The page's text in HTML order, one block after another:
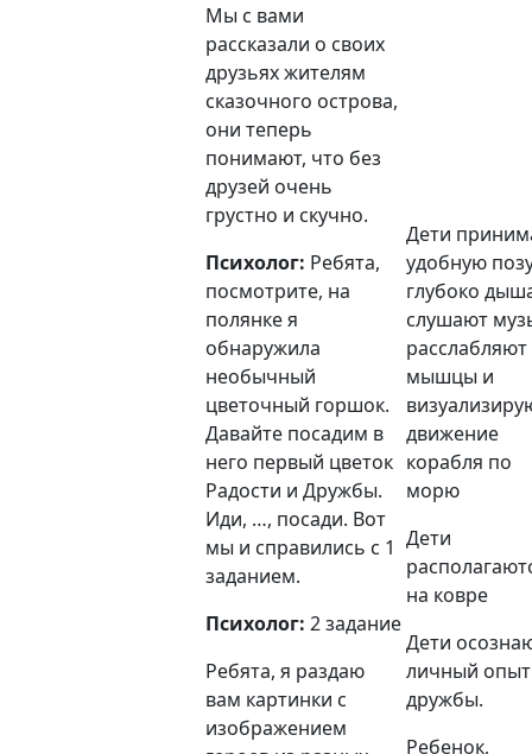
Мы с вами
рассказали о своих
друзьях жителям
сказочного острова,
они теперь
понимают, что без
друзей очень
грустно и скучно.
Психолог: Ребята,
посмотрите, на
полянке я
обнаружила
необычный
цветочный горшок.
Давайте посадим в
него первый цветок
Радости и Дружбы.
Иди, …, посади. Вот
мы и справились с 1
заданием.
Психолог: 2 задание
Ребята, я раздаю
вам картинки с
изображением
Дети
удобную
глубоко
слушают
расслабляют
мышцы и
движение
корабля по
морю
Дети
на ковре
Дети
личный опыт
дружбы.
Ребенок,